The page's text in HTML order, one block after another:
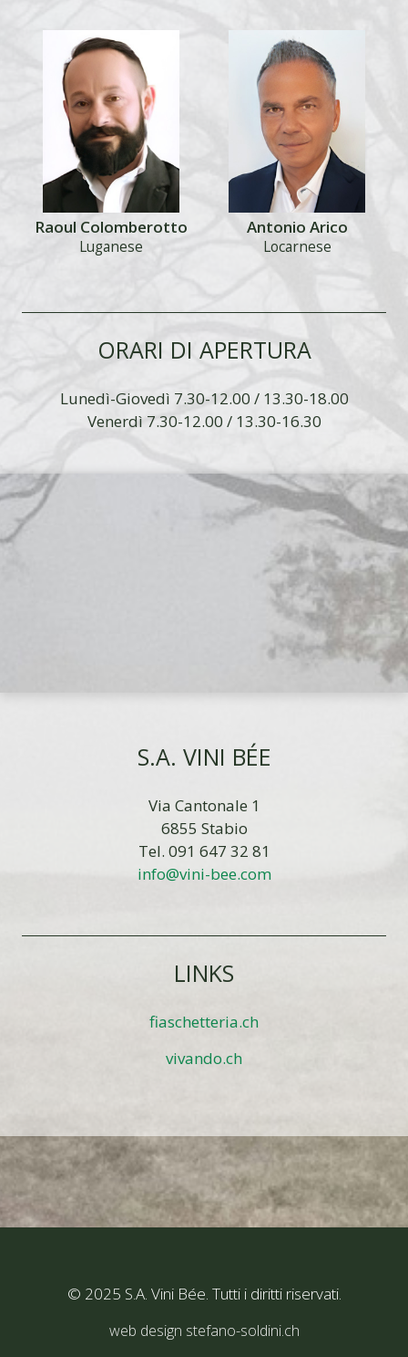
Raoul Colomberotto
Luganese
Antonio Arico
Locarnese
ORARI DI APERTURA
Lunedì-Giovedì 7.30-12.00 / 13.30-18.00
Venerdì 7.30-12.00 / 13.30-16.30
S.A. VINI BÉE
Via Cantonale 1
6855 Stabio
Tel. 091 647 32 81
info@vini-bee.com
LINKS
fiaschetteria.ch
vivando.ch
© 2025 S.A. Vini Bée. Tutti i diritti riservati.
web design stefano-soldini.ch